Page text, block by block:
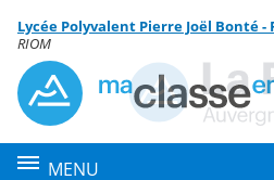
Menu de la rubrique
Contenu
Lycée Polyvalent Pierre Joël Bonté -
RIOM
MENU